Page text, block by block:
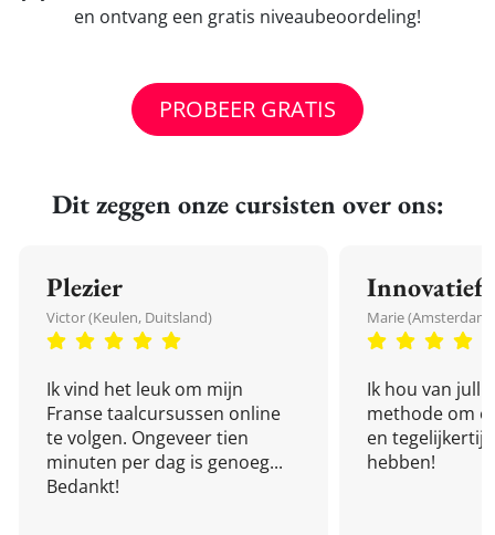
en ontvang een gratis niveaubeoordeling!
PROBEER GRATIS
Dit zeggen onze cursisten over ons:
Plezier
Victor (Keulen, Duitsland)
Ik vind het leuk om mijn
Franse taalcursussen online
te volgen. Ongeveer tien
minuten per dag is genoeg...
Bedankt!
Innovatief
Marie
Ik hou van
methode om
en
hebben!